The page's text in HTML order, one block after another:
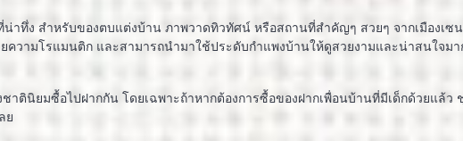
ทึ่ง สำหรับของตบแต่งบ้าน ภาพวาดทิวทัศน์ หรือสถานที่สำคัญๆ สวยๆ จากเมืองเซน
วามโรแมนติก และสามารถนำมาใช้ประดับกำแพงบ้านให้ดูสวยงามและน่าสนใจม
ตินิยมซื้อไปฝากกัน โดยเฉพาะถ้าหากต้องการซื้อของฝากเพื่อนบ้านที่มีเด็กด้วยแล้ว
ย